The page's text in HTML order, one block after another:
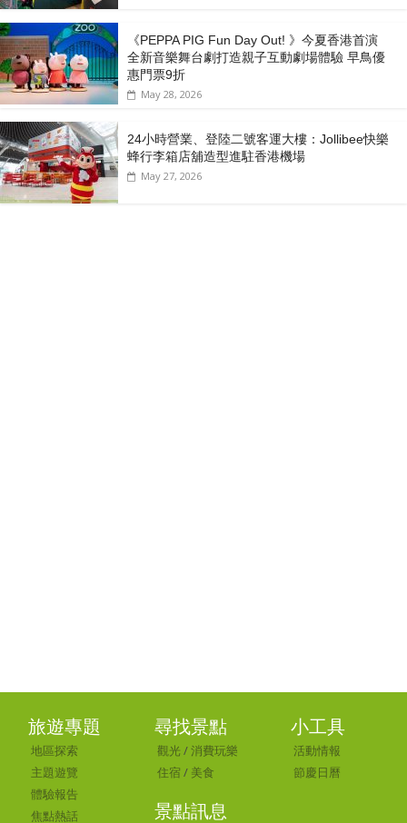
《PEPPA PIG Fun Day Out! 》今夏香港首演
全新音樂舞台劇打造親子互動劇場體驗 早鳥優
惠門票9折
May 28, 2026
24小時營業、登陸二號客運大樓：Jollibee快樂
蜂行李箱店舖造型進駐香港機場
May 27, 2026
旅遊專題
地區探索
主題遊覽
體驗報告
焦點熱話
尋找景點
觀光 /消費玩樂
住宿 / 美食
景點訊息
小工具
活動情報
節慶日曆